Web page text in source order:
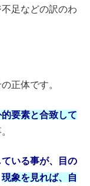
足などの訳のわ
正体です。
要素と合致して
いる事が、目の
現象を見れば、自